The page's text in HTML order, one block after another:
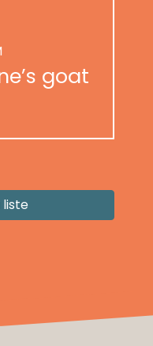
goat